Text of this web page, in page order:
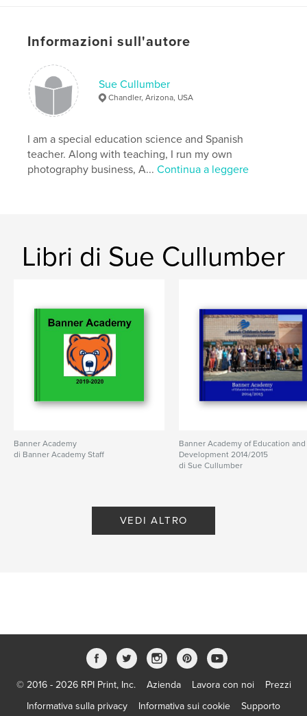
Formato del progetto:Orizzontale standard, 25×20
cm
Data di pubblicazione:mag 30, 2021
Lingua
English
travel , photography , street , havana
cuba
Informazioni sull'autore
Sue Cullumber
Chandler, Arizona, USA
I am a special education science and Spanish
teacher. Along with teaching, I run my own
photography business, A...Continua a leggere
Libri di Sue Cullumber
Banner Academy
di Banner Academy Staff
Banner Academy of Education and
Development 2014/2015
di Sue Cullumber
VEDI ALTRO
© 2016 - 2026 RPI Print, Inc. Azienda Lavora con noi
Prezzi
Informativa sulla privacy
Informativa sui cookie
Supporto